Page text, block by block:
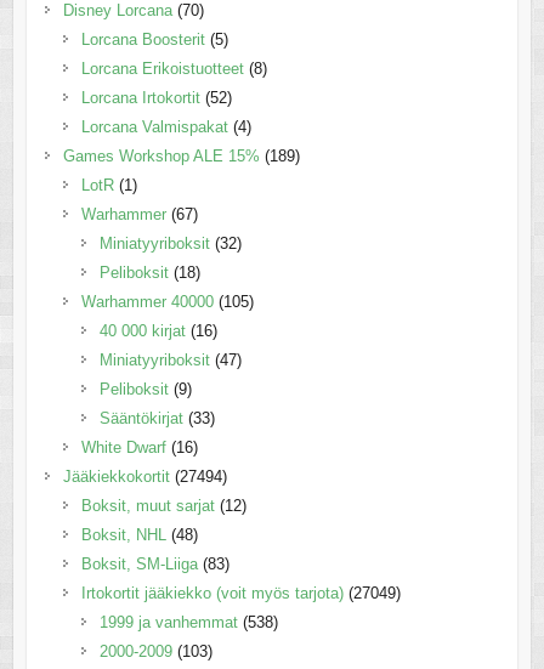
Disney Lorcana (70)
Lorcana Boosterit (5)
Lorcana Erikoistuotteet (8)
Lorcana Irtokortit (52)
Lorcana Valmispakat (4)
Games Workshop ALE 15% (189)
LotR (1)
Warhammer (67)
Miniatyyriboksit (32)
Peliboksit (18)
Warhammer 40000 (105)
40 000 kirjat (16)
Miniatyyriboksit (47)
Peliboksit (9)
Sääntökirjat (33)
White Dwarf (16)
Jääkiekkokortit (27494)
Boksit, muut sarjat (12)
Boksit, NHL (48)
Boksit, SM-Liiga (83)
Irtokortit jääkiekko (voit myös tarjota) (27049)
1999 ja vanhemmat (538)
2000-2009 (103)